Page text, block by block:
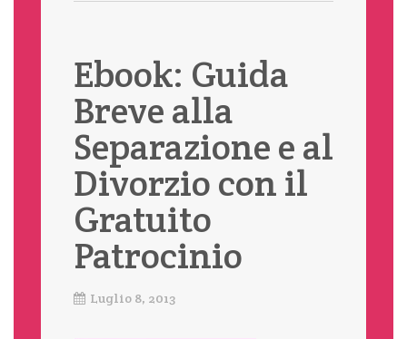
Ebook: Guida
Breve alla
Separazione e al
Divorzio con il
Gratuito
Patrocinio
Luglio 8, 2013